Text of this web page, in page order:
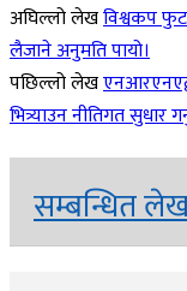
अघिल्लो लेखविश्वकप
लैजाने अनुमति पायो।
पछिल्लो लेख
भित्र्याउन नीतिगत सुधार
सम्बन्धित